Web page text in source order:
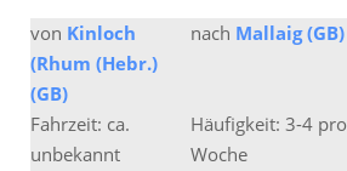
von Kinloch
(Rhum (Hebr.)
(GB)
nach Mallaig (GB)
Fahrzeit: ca.
unbekannt
Häufigkeit: 3-4 pro
Woche